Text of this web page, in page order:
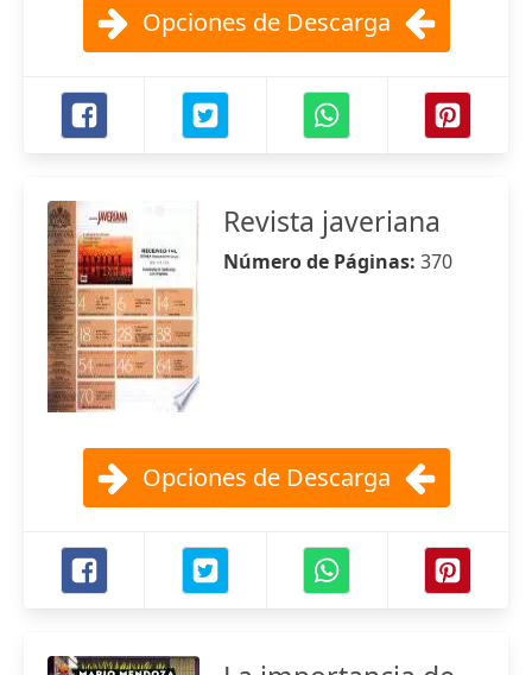
Opciones de Descarga
Revista javeriana
Número de Páginas: 370
Opciones de Descarga